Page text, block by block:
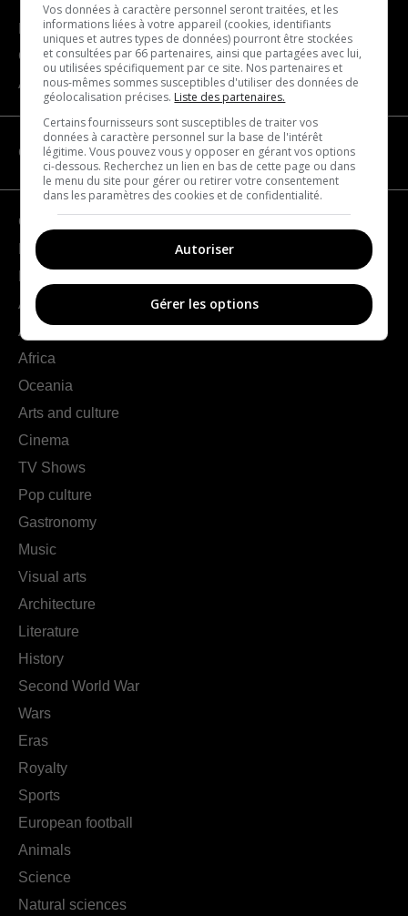
Become a partner
Contact us
About us
CATEGORIES
Geography
France
Americas
Asia
Africa
Oceania
Arts and culture
Cinema
TV Shows
Pop culture
Gastronomy
Music
Visual arts
Architecture
Literature
History
Second World War
Wars
Eras
Royalty
Sports
European football
Animals
Science
Natural sciences
Vos données à caractère personnel seront traitées, et les
informations liées à votre appareil (cookies, identifiants
uniques et autres types de données) pourront être stockées
et consultées par 66 partenaires, ainsi que partagées avec lui,
ou utilisées spécifiquement par ce site. Nos partenaires et
nous-mêmes sommes susceptibles d'utiliser des données de
géolocalisation précises. Liste des partenaires.
Certains fournisseurs sont susceptibles de traiter vos
données à caractère personnel sur la base de l'intérêt
légitime. Vous pouvez vous y opposer en gérant vos options
ci-dessous. Recherchez un lien en bas de cette page ou dans
le menu du site pour gérer ou retirer votre consentement
dans les paramètres des cookies et de confidentialité.
Autoriser
Gérer les options